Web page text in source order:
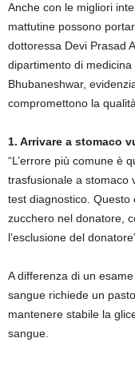
Anche con le migliori
mattutine possono
dottoressa Devi Prasad
dipartimento di
Bhubaneshwar,
compromettono la
1. Arrivare a stomaco
“L’errore più comune è
trasfusionale a stomaco
test diagnostico.
zucchero nel donatore,
l’esclusione del
A differenza di un
sangue richiede un
mantenere stabile la
sangue.